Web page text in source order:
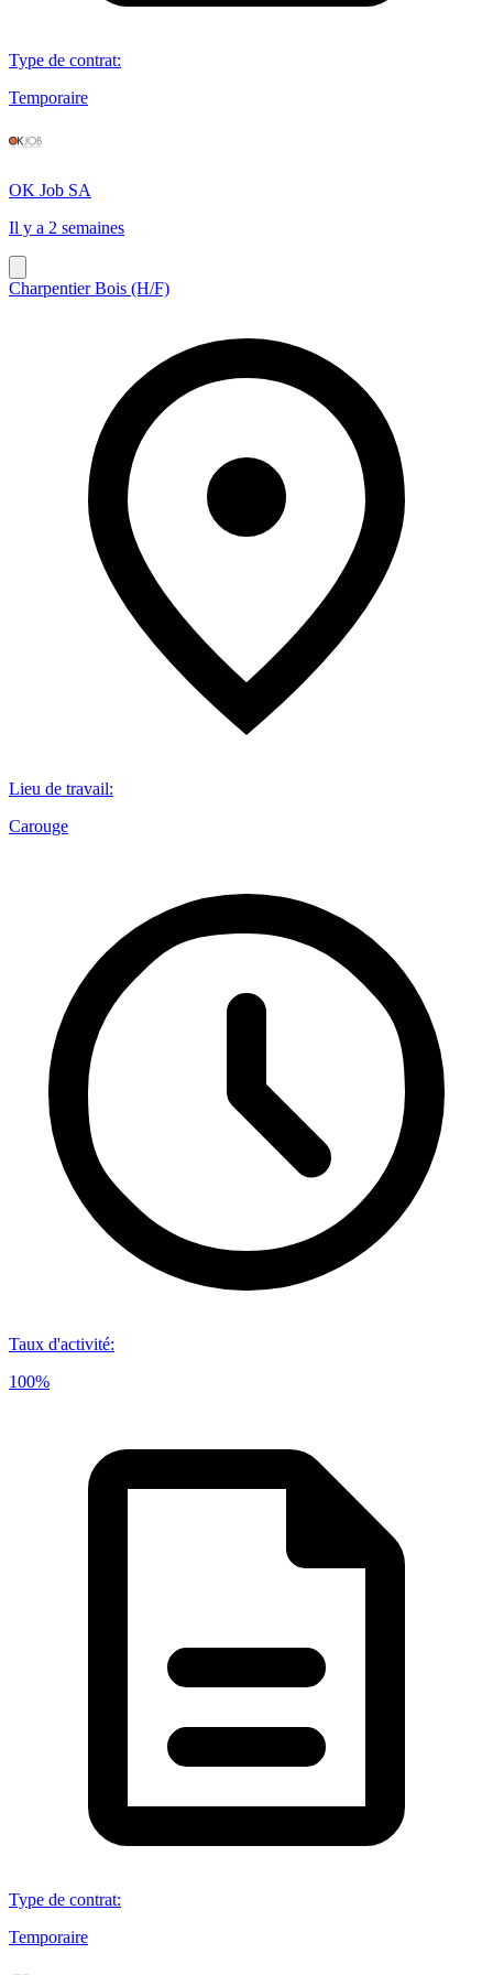
Type de contrat:
Temporaire
OK Job SA
Il y a 2 semaines
Charpentier Bois (H/F)
Lieu de travail:
Carouge
Taux d'activité:
100%
Type de contrat:
Temporaire